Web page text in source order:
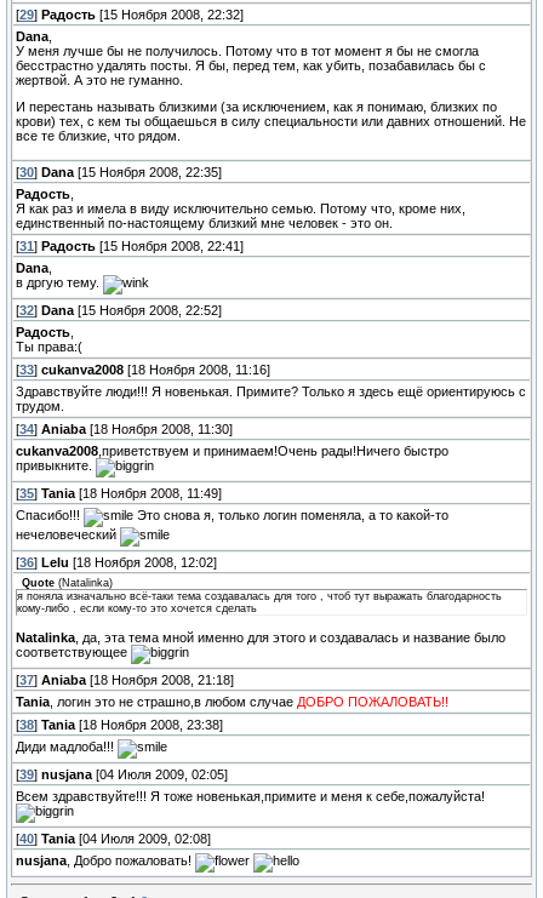
[29] Радость [15 Ноября 2008, 22:32]
Dana
У меня лучше бы не получилось. Потому что в тот момент я бы не смогла
бесстрастно удалять посты. Я бы, перед тем, как убить, позабавилась бы с
жертвой. А это не гуманно.
И перестань называть близкими (за исключением, как я понимаю, близких по
крови) тех, с кем ты общаешься в силу специальности или давних отношений. Не
все те близкие, что рядом.
[30] Dana [15 Ноября 2008, 22:35]
Радость
Я как раз и имела в виду исключительно семью. Потому что, кроме них,
единственный по-настоящему близкий мне человек - это он.
[31] Радость [15 Ноября 2008, 22:41]
Dana
в дргую тему.
[32] Dana [15 Ноября 2008, 22:52]
Радость
Ты права:(
[33] cukanva2008 [18 Ноября 2008, 11:16]
Здравствуйте люди!!! Я новенькая. Примите? Только я здесь ещё ориентируюсь с
трудом.
[34] Aniaba [18 Ноября 2008, 11:30]
cukanva2008 ,приветствуем и принимаем!Очень рады!Ничего быстро
привыкните.
[35] Tania [18 Ноября 2008, 11:49]
Спасибо!!!
Это снова я, только логин поменяла, а то какой-то
нечеловеческий
[36] Lelu [18 Ноября 2008, 12:02]
Quote (Natalinka)
я поняла изначально всё-таки тема создавалась для того , чтоб тут выражать благодарность
кому-либо , если кому-то это хочется сделать
Natalinka , да, эта тема мной именно для этого и создавалась и название было
соответствующее
[37] Aniaba [18 Ноября 2008, 21:18]
Tania , логин это не страшно,в любом случае ДОБРО ПОЖАЛОВАТЬ!!
[38] Tania [18 Ноября 2008, 23:38]
Диди мадлоба!!!
[39] nusjana [04 Июля 2009, 02:05]
Всем здравствуйте!!! Я тоже новенькая,примите и меня к себе,пожалуйста!
[40] Tania [04 Июля 2009, 02:08]
nusjana , Добро пожаловать!